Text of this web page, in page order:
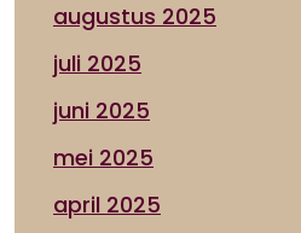
augustus 2025
juli 2025
juni 2025
mei 2025
april 2025